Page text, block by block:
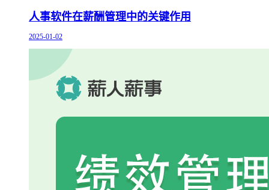
人事软件在薪酬管理中的关键作用
2025-01-02